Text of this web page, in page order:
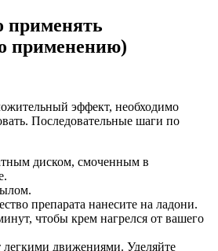
применять
применению)
эффект, необходимо
Последовательные шаги по
диском, смоченным в
препарата нанесите на ладони.
чтобы крем нагрелся от вашего
легкими движениями. Уделяйте